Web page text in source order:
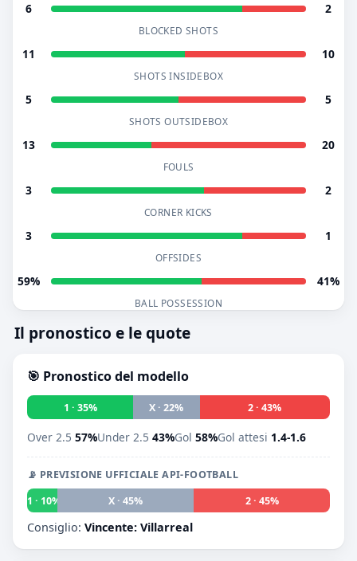
6 2
BLOCKED SHOTS
11 10
SHOTS INSIDEBOX
5 5
SHOTS OUTSIDEBOX
13 20
FOULS
3 2
CORNER KICKS
3 1
OFFSIDES
59% 41%
BALL POSSESSION
Il pronostico e le quote
🎯 Pronostico del modello
1 · 35% X · 22% 2 · 43%
Over 2.5 57%Under 2.5 43%Gol 58%Gol attesi 1.4-1.6
📡 PREVISIONE UFFICIALE API-FOOTBALL
1 · 10%
X · 45% 2 · 45%
Consiglio: Vincente: Villarreal